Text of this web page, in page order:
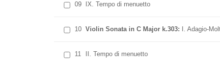
09 IX. Tempo di menuetto
10 Violin Sonata in C Major k.303: I. Adagio-
11 II. Tempo di menuetto